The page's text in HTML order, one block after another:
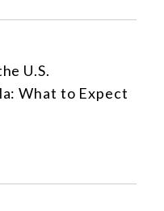
U.S.
What to Expect